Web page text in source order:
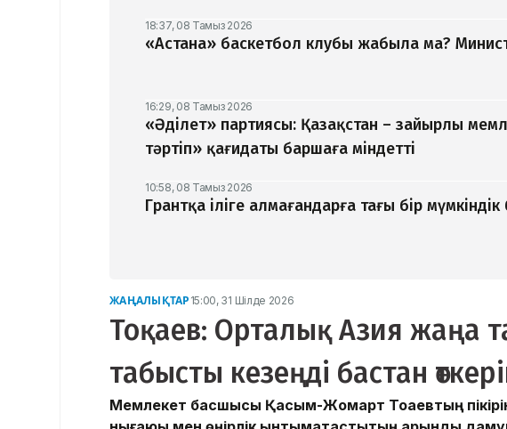
18:37, 08 Тамыз 2026
«Астана» баскетбол клубы жабыла ма?
16:29, 08 Тамыз 2026
«Әділет» партиясы: Қазақстан – зайырлы
тәртіп» қағидаты баршаға міндетті
10:58, 08 Тамыз 2026
Грантқа іліге алмағандарға тағы бір мүмкіндік
ЖАҢАЛЫҚТАР 15:00, 31 Шілде 2026
Тоқаев: Орталық Азия жаңа
табысты кезеңді бастан
Мемлекет басшысы Қасым-Жомарт Тоқаевтың